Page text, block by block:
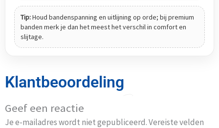
Tip:Houd bandenspanning en uitlijning op orde; bij premium
banden merk je dan het meest het verschil in comfort en
slijtage.
Klantbeoordeling
Geef een reactie
Je e-mailadres wordt niet gepubliceerd.Vereiste velden